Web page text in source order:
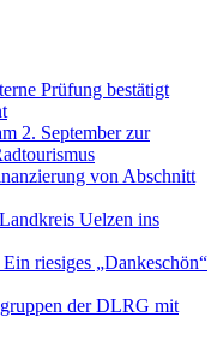
Prüfung bestätigt
2. September zur
von Abschnitt
Uelzen ins
riesiges „Dankeschön“
der DLRG mit